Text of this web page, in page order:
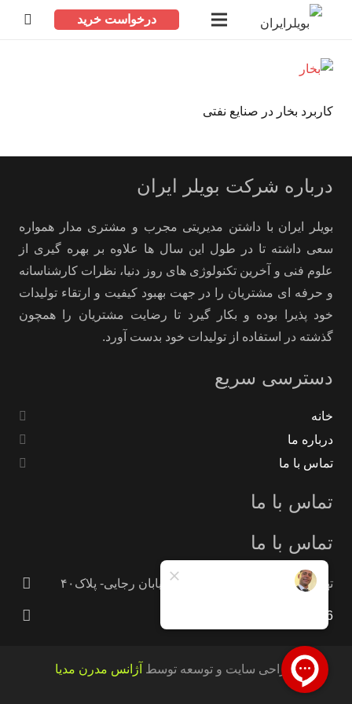
درخواست خرید
کاربرد بخار در صنایع نفتی
درباره شرکت بویلر ایران
بویلر ایران با داشتن مدیریتی مجرب و مشتری مدار همواره
سعی داشته تا در طول این سال ها علاوه بر بهره گیری از
علوم فنی و آخرین تکنولوژی های روز دنیا، نظرات کارشناسانه
و حرفه ای مشتریان را در جهت بهبود کیفیت و ارتقاء تولیدات
خود پذیرا بوده و بکار گیرد تا رضایت مشتریان را همچون
گذشته در استفاده از تولیدات خود بدست آورد.
دسترسی سریع
خانه
درباره ما
تماس با ما
تماس با ما
تماس با ما
تهران -جاده خاوران -خاتون آباد- خیابان رجایی- پلاک۴۰
09121233946
طراحی سایت و توسعه توسط آژانس مدرن مدیا